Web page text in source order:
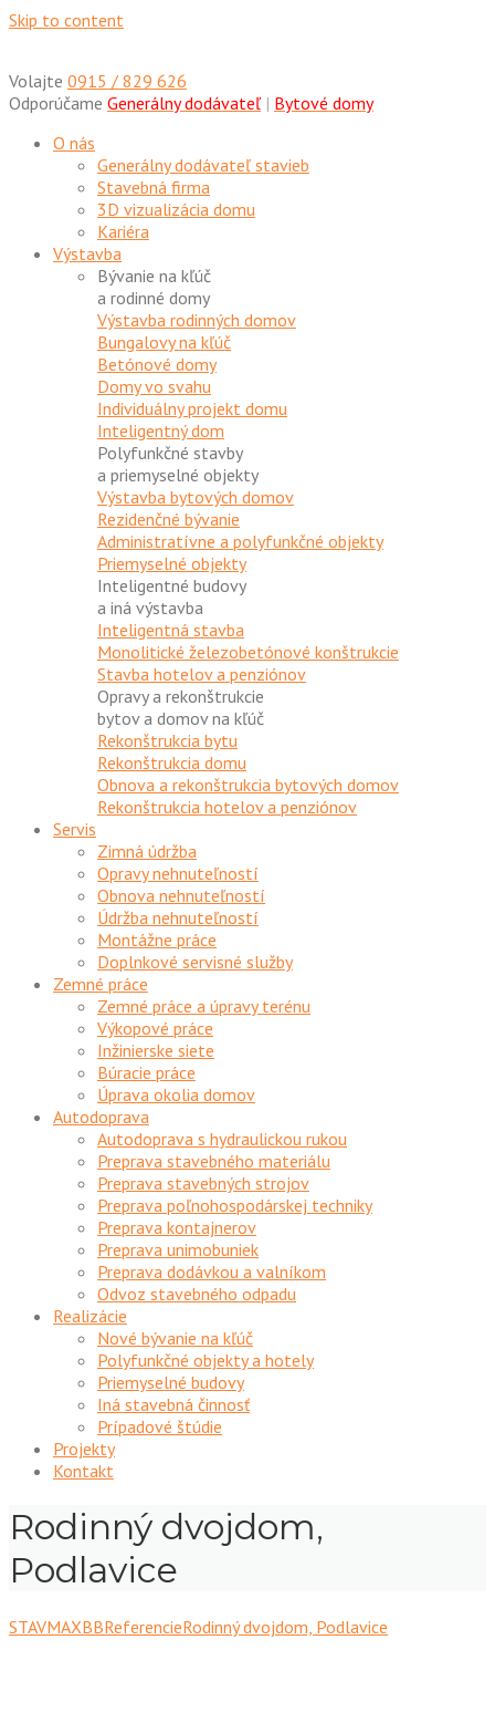
Skip to content
Volajte 0915 / 829 626
Odporúčame Generálny dodávateľ | Bytové domy
O nás
Generálny dodávateľ stavieb
Stavebná firma
3D vizualizácia domu
Kariéra
Výstavba
Bývanie na kľúč
a rodinné domy
Výstavba rodinných domov
Bungalovy na kľúč
Betónové domy
Domy vo svahu
Individuálny projekt domu
Inteligentný dom
Polyfunkčné stavby
a priemyselné objekty
Výstavba bytových domov
Rezidenčné bývanie
Administratívne a polyfunkčné objekty
Priemyselné objekty
Inteligentné budovy
a iná výstavba
Inteligentná stavba
Monolitické železobetónové konštrukcie
Stavba hotelov a penziónov
Opravy a rekonštrukcie
bytov a domov na kľúč
Rekonštrukcia bytu
Rekonštrukcia domu
Obnova a rekonštrukcia bytových domov
Rekonštrukcia hotelov a penziónov
Servis
Zimná údržba
Opravy nehnuteľností
Obnova nehnuteľností
Údržba nehnuteľností
Montážne práce
Doplnkové servisné služby
Zemné práce
Zemné práce a úpravy terénu
Výkopové práce
Inžinierske siete
Búracie práce
Úprava okolia domov
Autodoprava
Autodoprava s hydraulickou rukou
Preprava stavebného materiálu
Preprava stavebných strojov
Preprava poľnohospodárskej techniky
Preprava kontajnerov
Preprava unimobuniek
Preprava dodávkou a valníkom
Odvoz stavebného odpadu
Realizácie
Nové bývanie na kľúč
Polyfunkčné objekty a hotely
Priemyselné budovy
Iná stavebná činnosť
Prípadové štúdie
Projekty
Kontakt
Rodinný dvojdom,
Podlavice
STAVMAXBBReferencieRodinný dvojdom, Podlavice